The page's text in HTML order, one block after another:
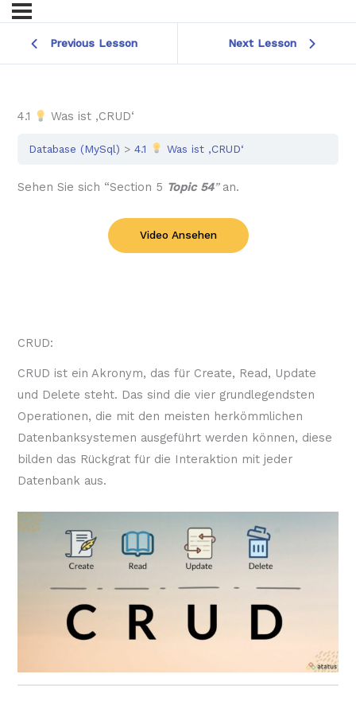
Previous Lesson Next Lesson
4.1 Was ist ‚CRUD‘
Database (MySql) 4.1 Was ist ‚CRUD‘
Sehen Sie sich “Section 5 Topic 54”an.
Video Ansehen
CRUD:
CRUD ist ein Akronym, das für Create, Read, Update
und Delete steht. Das sind die vier grundlegendsten
Operationen, die mit den meisten herkömmlichen
Datenbanksystemen ausgeführt werden können, diese
bilden das Rückgrat für die Interaktion mit jeder
Datenbank aus.